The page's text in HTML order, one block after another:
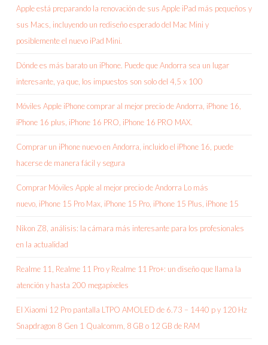
Apple está preparando la renovación de sus Apple iPad más pequeños y
sus Macs, incluyendo un rediseño esperado del Mac Mini y
posiblemente el nuevo iPad Mini.
Dónde es más barato un iPhone. Puede que Andorra sea un lugar
interesante, ya que, los impuestos son solo del 4,5 x 100
Móviles Apple iPhone comprar al mejor precio de Andorra, iPhone 16,
iPhone 16 plus, iPhone 16 PRO, iPhone 16 PRO MAX.
Comprar un iPhone nuevo en Andorra, incluido el iPhone 16, puede
hacerse de manera fácil y segura
Comprar Móviles Apple al mejor precio de Andorra Lo más
nuevo, iPhone 15 Pro Max, iPhone 15 Pro, iPhone 15 Plus, iPhone 15
Nikon Z8, análisis: la cámara más interesante para los profesionales
en la actualidad
Realme 11, Realme 11 Pro y Realme 11 Pro+: un diseño que llama la
atención y hasta 200 megapíxeles
El Xiaomi 12 Pro pantalla LTPO AMOLED de 6.73 – 1440 p y 120 Hz
Snapdragon 8 Gen 1 Qualcomm, 8 GB o 12 GB de RAM